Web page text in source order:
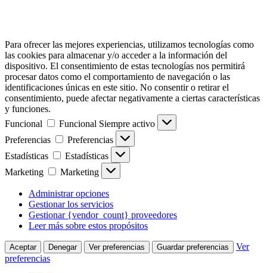
Para ofrecer las mejores experiencias, utilizamos tecnologías como
las cookies para almacenar y/o acceder a la información del
dispositivo. El consentimiento de estas tecnologías nos permitirá
procesar datos como el comportamiento de navegación o las
identificaciones únicas en este sitio. No consentir o retirar el
consentimiento, puede afectar negativamente a ciertas características
y funciones.
Funcional
Funcional Siempre activo
Preferencias
Preferencias
Estadísticas
Estadísticas
Marketing
Marketing
Administrar opciones
Gestionar los servicios
Gestionar {vendor_count} proveedores
Leer más sobre estos propósitos
Aceptar Denegar Ver preferencias Guardar preferencias
Ver
preferencias